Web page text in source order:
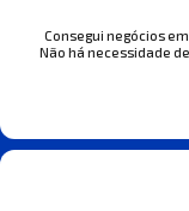
Consegui negócios
Não há necessidade